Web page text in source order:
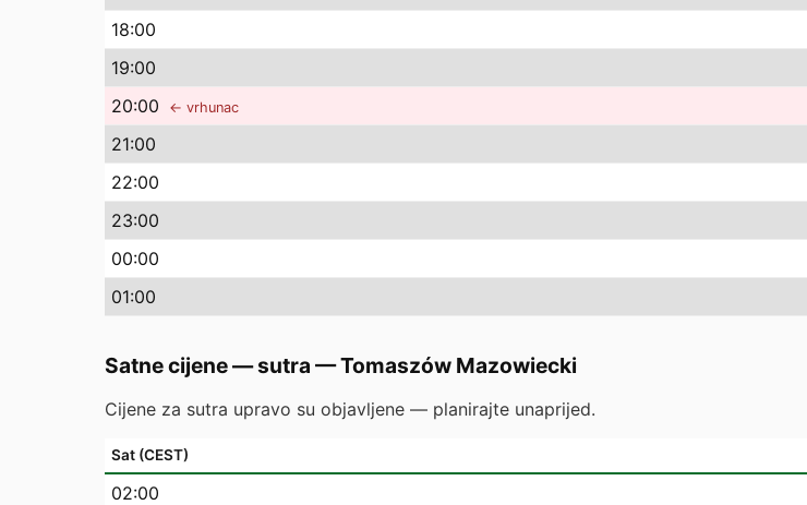
18:00
19:00
20:00 ← vrhunac
21:00
22:00
23:00
00:00
01:00
Satne cijene — sutra —Tomaszów Mazowiecki
Cijene za sutra upravo su objavljene — planirajte unaprijed.
Sat (CEST)
02:00